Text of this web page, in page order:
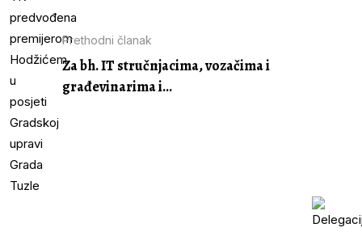
Prethodni članak
Za bh. IT stručnjacima, vozačima i
građevinarima i...